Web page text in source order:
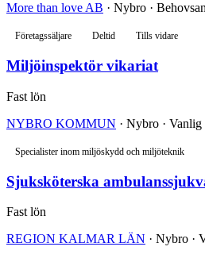
More than love AB · Nybro ·
Företagssäljare Deltid Tills vidare
Miljöinspektör vikariat
Fast lön
NYBRO KOMMUN · Nybro ·
Specialister inom miljöskydd och miljöteknik
Sjuksköterska
Fast lön
REGION KALMAR LÄN · Nybro ·